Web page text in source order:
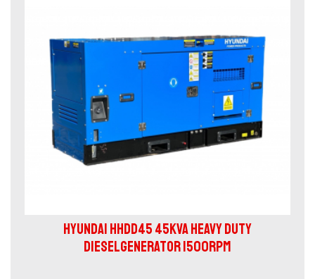
HYUNDAI HHDD45 45KVA HEAVY DUTY
DIESELGENERATOR 1500RPM